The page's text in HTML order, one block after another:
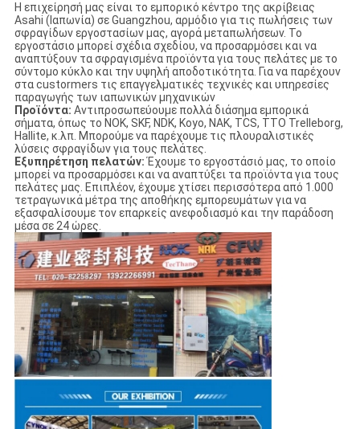
Η επιχείρησή μας είναι το εμπορικό κέντρο της ακρίβειας
Asahi (Ιαπωνία) σε Guangzhou, αρμόδιο για τις πωλήσεις των
σφραγίδων εργοστασίων μας, αγορά μεταπωλήσεων. Το
εργοστάσιο μπορεί σχέδια σχεδίου, να προσαρμόσει και να
αναπτύξουν τα σφραγισμένα προϊόντα για τους πελάτες με το
σύντομο κύκλο και την υψηλή αποδοτικότητα. Για να παρέχουν
στα custormers τις επαγγελματικές τεχνικές και υπηρεσίες
παραγωγής των ιαπωνικών μηχανικών
Προϊόντα: Αντιπροσωπεύουμε πολλά διάσημα εμπορικά
σήματα, όπως το NOK, SKF, NDK, Koyo, NAK, TCS, TTO Trelleborg,
Hallite, κ.λπ. Μπορούμε να παρέχουμε τις πλουραλιστικές
λύσεις σφραγίδων για τους πελάτες.
Εξυπηρέτηση πελατών:Έχουμε το εργοστάσιό μας, το οποίο
μπορεί να προσαρμόσει και να αναπτύξει τα προϊόντα για τους
πελάτες μας. Επιπλέον, έχουμε χτίσει περισσότερα από 1.000
τετραγωνικά μέτρα της αποθήκης εμπορευμάτων για να
εξασφαλίσουμε τον επαρκείς ανεφοδιασμό και την παράδοση
μέσα σε 24 ώρες.